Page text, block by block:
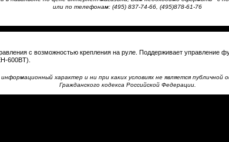
или по телефонам: (495) 837-74-66, (495)878-61-76
с возможностью крепления на руле. Поддерживает управление
600BT).
характер и ни при каких условиях не является
Гражданского кодекса Российской Федерации.